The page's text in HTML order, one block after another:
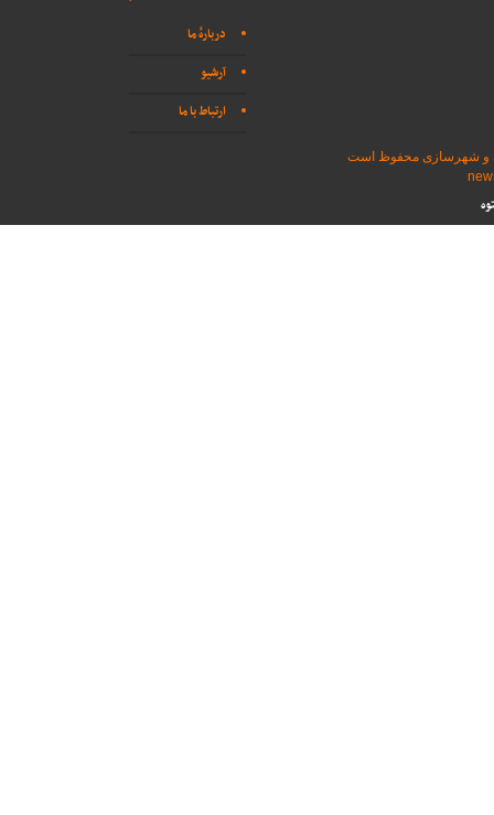
دربارهٔ ما
آرشیو
ارتباط با ما
و شهرسازی محفوظ است